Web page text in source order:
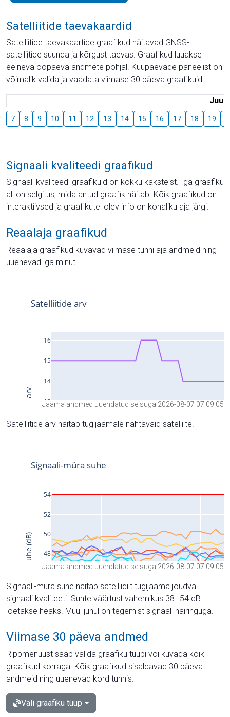
Satelliitide taevakaardid
Satelliitide taevakaartide graafikud näitavad GNSS-
satelliitide suunda ja kõrgust taevas. Graafikud luuakse
eelneva ööpäeva andmete põhjal. Kuupäevade paneelist on
võimalik valida ja vaadata viimase 30 päeva graafikuid.
Juuli
7 8 9 10 11 12 13 14 15 16 17 18 19
Signaali kvaliteedi graafikud
Signaali kvaliteedi graafikuid on kokku kaksteist. Iga graafiku
all on selgitus, mida antud graafik näitab. Kõik graafikud on
interaktiivsed ja graafikutel olev info on kohaliku aja järgi.
Reaalaja graafikud
Reaalaja graafikud kuvavad viimase tunni aja andmeid ning
uuenevad iga minut.
Jaama andmed uuendatud seisuga 2026-08-07 07:09:05
Satelliitide arv näitab tugijaamale nähtavaid satelliite.
Jaama andmed uuendatud seisuga 2026-08-07 07:09:05
Signaali-müra suhe näitab satelliidilt tugijaama jõudva
signaali kvaliteeti. Suhte väärtust vahemikus 38–54 dB
loetakse heaks. Muul juhul on tegemist signaali häiringuga.
Viimase 30 päeva andmed
Rippmenüüst saab valida graafiku tüübi või kuvada kõik
graafikud korraga. Kõik graafikud sisaldavad 30 päeva
andmeid ning uuenevad kord tunnis.
Vali graafiku tüüp